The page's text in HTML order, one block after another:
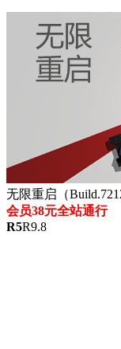
无限重启（
会员38元全站通行
R5R9.8